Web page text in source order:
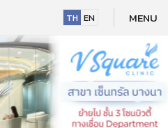
TH EN MENU